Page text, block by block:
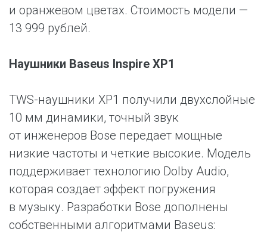
и оранжевом цветах. Стоимость модели —
13 999 рублей.
Наушники Baseus Inspire XP1
TWS-наушники XP1 получили двухслойные
10 мм динамики, точный звук
от инженеров Bose передает мощные
низкие частоты и четкие высокие. Модель
поддерживает технологию Dolby Audio,
которая создает эффект погружения
в музыку. Разработки Bose дополнены
собственными алгоритмами Baseus: